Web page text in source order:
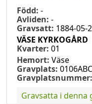
Född: -
Avliden: -
Gravsatt: 1884-05-
VÄSE KYRKOGÅRD
Kvarter: 01
Hemort: Väse
Gravplats: 0106ABC
Gravplatsnummer:
Gravsatta i denna